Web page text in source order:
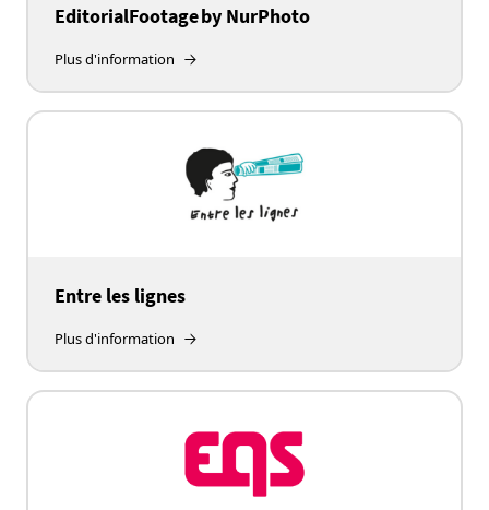
EditorialFootage by NurPhoto
Plus d'information
Entre les lignes
Plus d'information